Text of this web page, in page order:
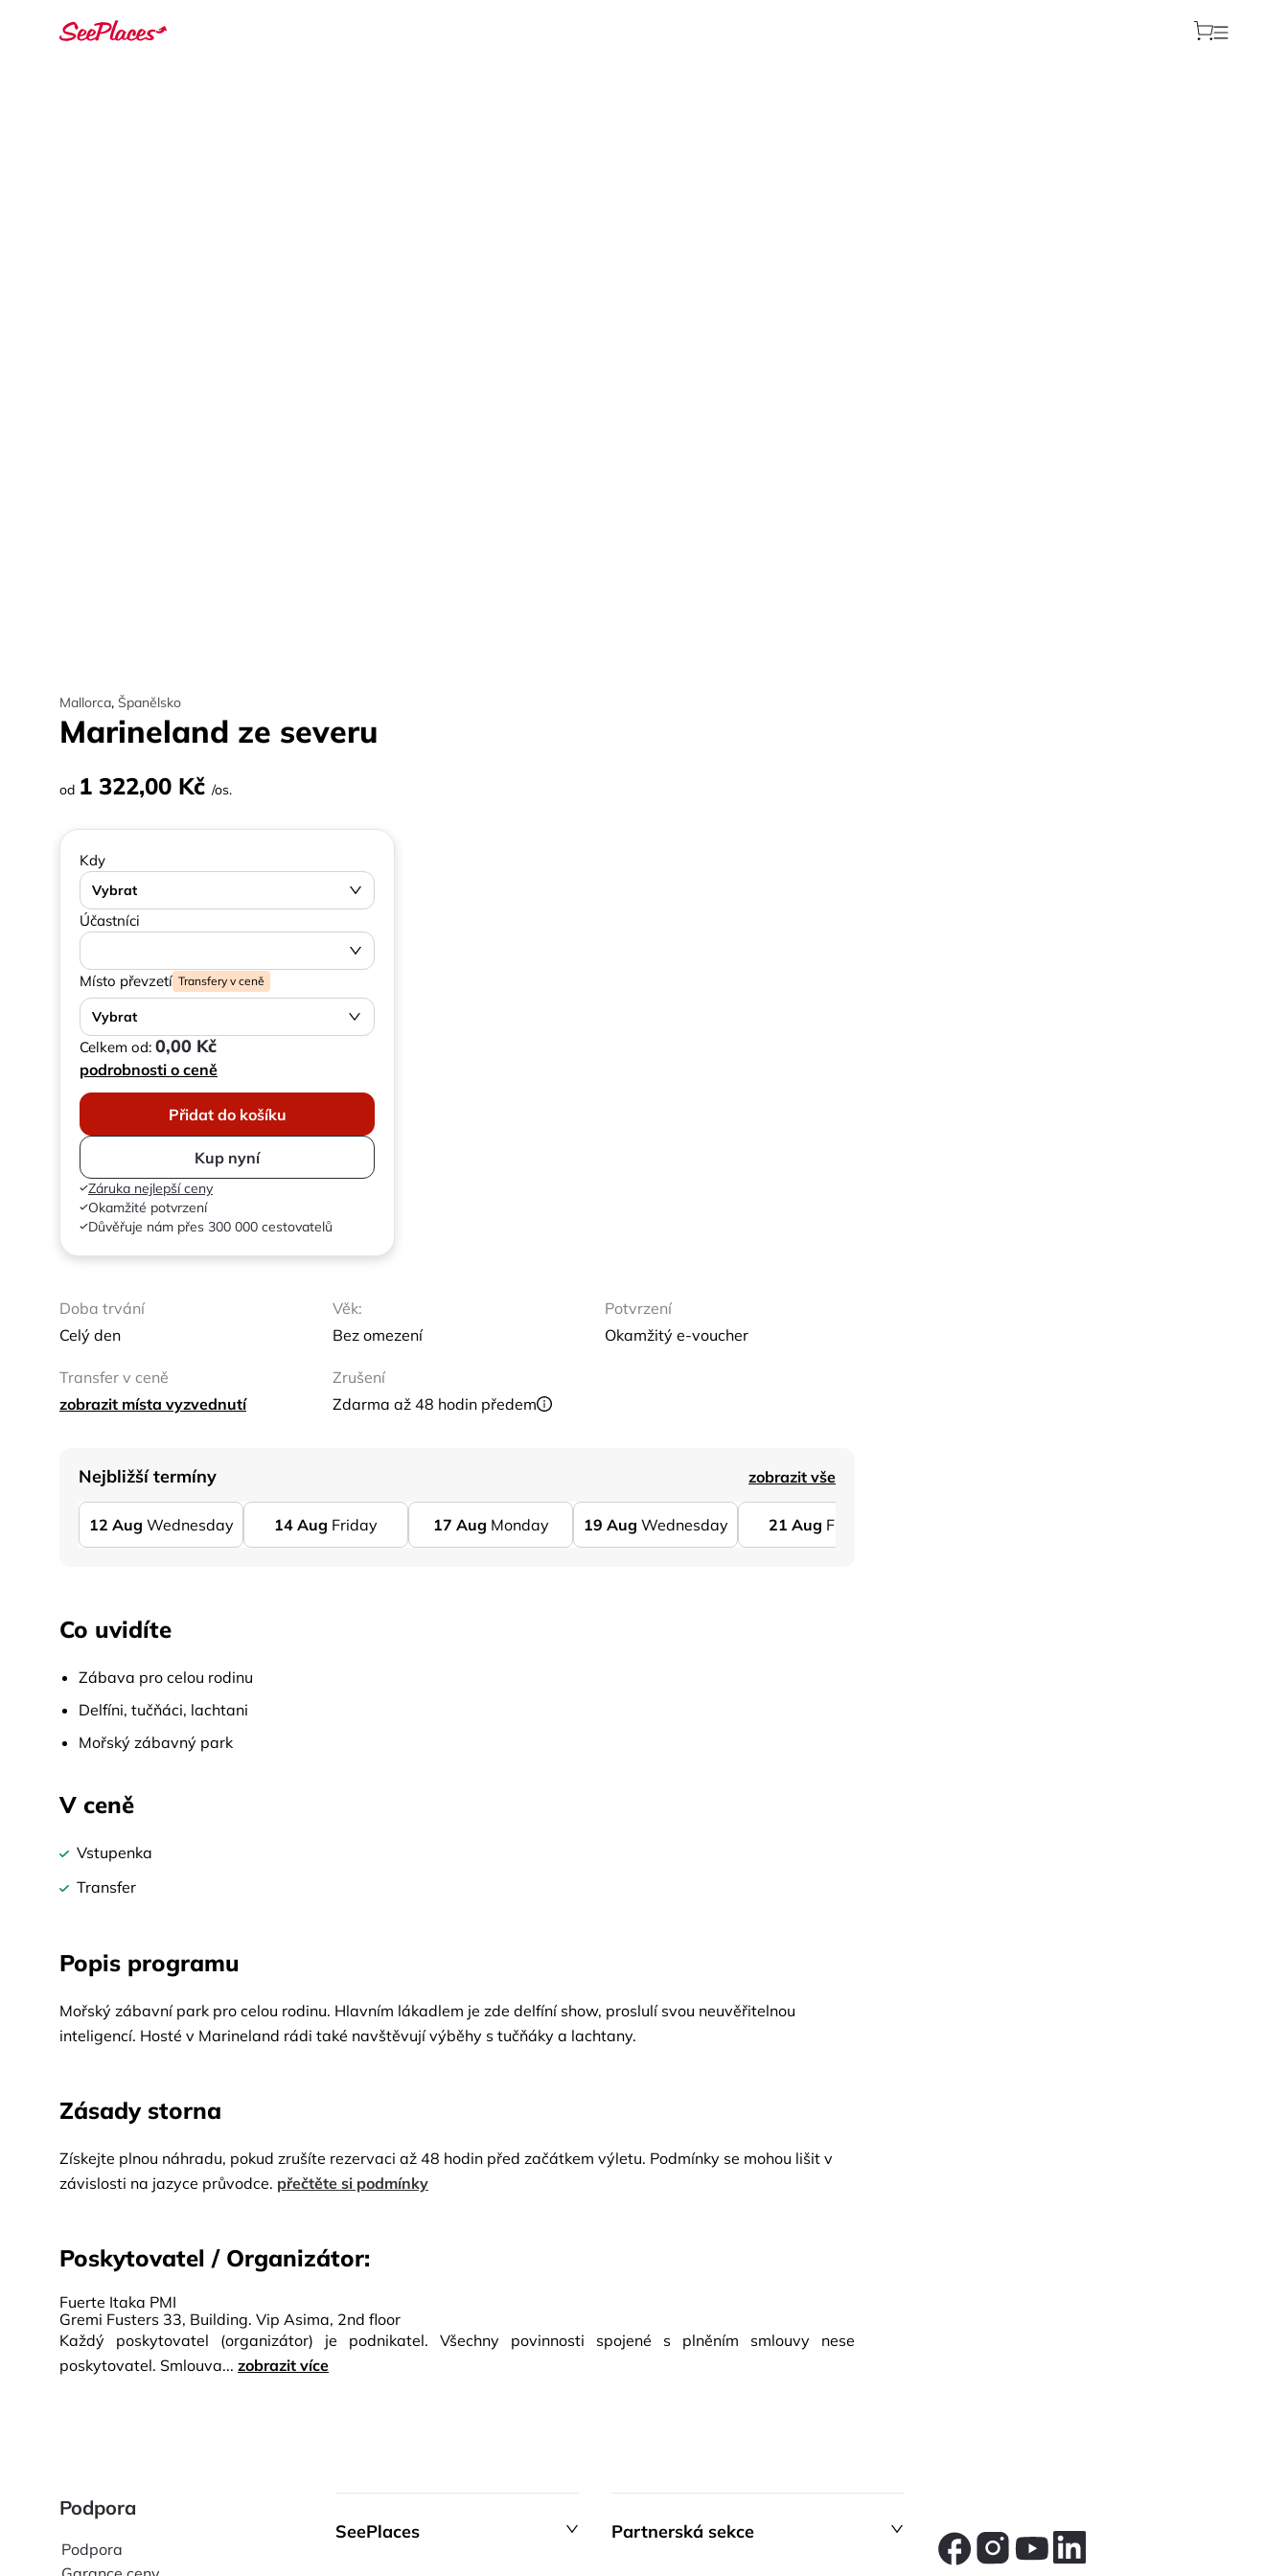
Mallorca, Španělsko
Marineland ze severu
od 1 322,00 Kč /os.
Kdy
Vybrat
Účastníci
Místo převzetí Transfery v ceně
Vybrat
Celkem od: 0,00 Kč
podrobnosti o ceně
Přidat do košíku
Kup nyní
Záruka nejlepší ceny
Okamžité potvrzení
Důvěřuje nám přes 300 000 cestovatelů
Doba trvání
Celý den
Věk:
Bez omezení
Potvrzení
Okamžitý e-voucher
Transfer v ceně
zobrazit místa vyzvednutí
Zrušení
Zdarma až 48 hodin předem
Nejbližší termíny zobrazit vše
12 Aug Wednesday 14 Aug Friday 17 Aug Monday 19 Aug Wednesday 21 Aug Friday
Co uvidíte
Zábava pro celou rodinu
Delfíni, tučňáci, lachtani
Mořský zábavný park
V ceně
Vstupenka
Transfer
Popis programu
Mořský zábavní park pro celou rodinu. Hlavním lákadlem je zde delfíní show, proslulí svou neuvěřitelnou
inteligencí. Hosté v Marineland rádi také navštěvují výběhy s tučňáky a lachtany.
Zásady storna
Získejte plnou náhradu, pokud zrušíte rezervaci až 48 hodin před začátkem výletu. Podmínky se mohou lišit v
závislosti na jazyce průvodce. přečtěte si podmínky
Poskytovatel / Organizátor:
Fuerte Itaka PMI
Gremi Fusters 33, Building. Vip Asima, 2nd floor
Každý poskytovatel (organizátor) je podnikatel. Všechny povinnosti spojené s plněním smlouvy nese
poskytovatel. Smlouva... zobrazit více
Podpora
Podpora
SeePlaces Partnerská sekce